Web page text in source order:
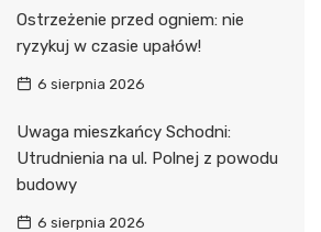
Ostrzeżenie przed ogniem: nie
ryzykuj w czasie upałów!
6 sierpnia 2026
Uwaga mieszkańcy Schodni:
Utrudnienia na ul. Polnej z powodu
budowy
6 sierpnia 2026